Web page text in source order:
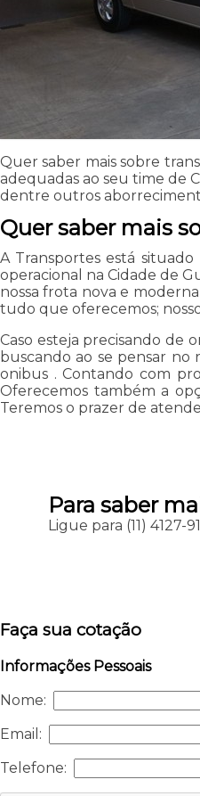
Quer saber mais sobre
adequadas ao seu time de
dentre outros
Quer saber mais
A Transportes está situado
operacional na Cidade de
nossa frota nova e
tudo que oferecemos;
Caso esteja precisando de
buscando ao se pensar no
onibus . Contando com
Oferecemos também a
Teremos o prazer de
Para saber
Ligue para (11) 4127-
Faça sua cotação
Informações Pessoais
Nome:
Email:
Telefone: